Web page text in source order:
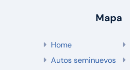
Mapa
Home
Autos seminuevos